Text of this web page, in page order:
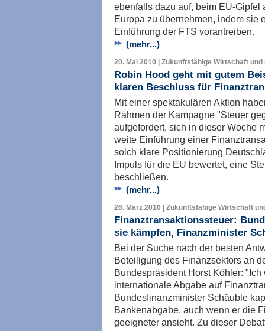
ebenfalls dazu auf, beim EU-
Europa zu übernehmen, indem sie
Einführung der FTS vorantreiben.
(mehr...)
20. Mai 2010 | Zukunftsfähige Wirtschaft
Robin Hood geht mit gutem
klaren Beschluss für
Mit einer spektakulären Aktion
Rahmen der Kampagne "Steuer
aufgefordert, sich in dieser Woche
weite Einführung einer
solch klare Positionierung
Impuls für die EU bewertet, eine
beschließen.
(mehr...)
26. März 2010 | Zukunftsfähige Wirtschaft
Finanztransaktionssteuer:
sie kämpfen, Finanzminister
Bei der Suche nach der besten
Beteiligung des Finanzsektors an
Bundespräsident Horst Köhler:
internationale Abgabe auf
Bundesfinanzminister Schäuble
Bankenabgabe, auch wenn er die
geeigneter ansieht. Zu dieser